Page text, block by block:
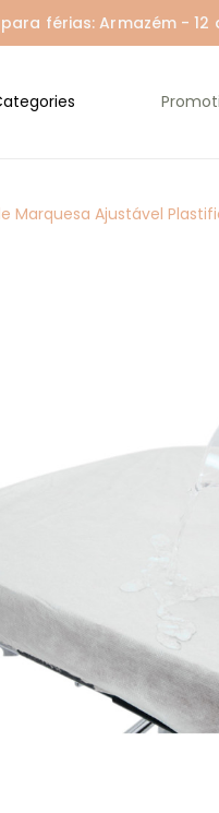
férias: Armazém -
Marquesa Ajustável